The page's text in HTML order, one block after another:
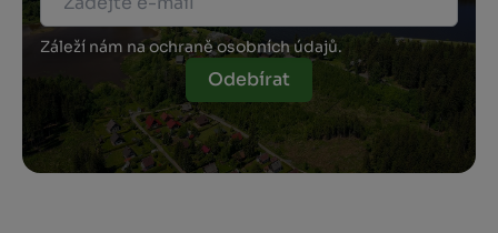
Záleží nám na ochraně osobních údajů.
Odebírat